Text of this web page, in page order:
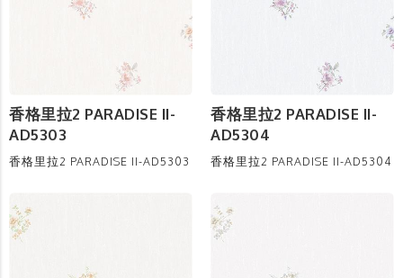
香格里拉2 PARADISE II-
AD5303
香格里拉2 PARADISE II-AD5303
香格里拉2 PARADISE II-
AD5304
香格里拉2 PARADISE II-AD5304